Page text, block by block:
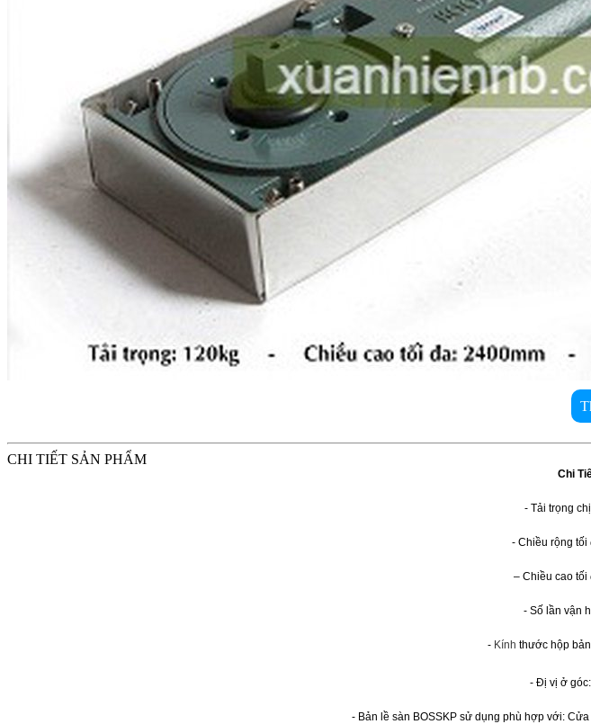
CHI TIẾT SẢN PHẨM
Chi
- Tải trọng
- Chiều rộng tối
– Chiều cao tối
- Số lần vận
- Kính thước hộp
- Đị vị ở
- Bản lề sàn BOSSKP sử dụng phù hợp với: